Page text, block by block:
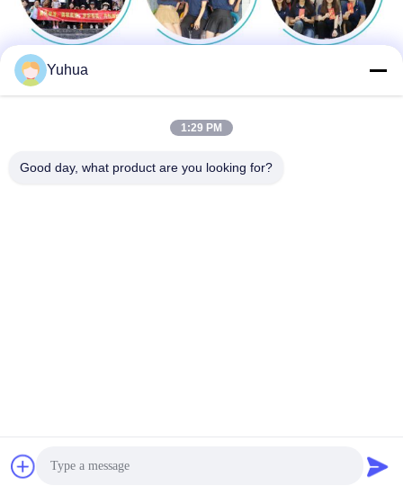
Yuhua
1:29 PM
Good day, what product are you looking for?